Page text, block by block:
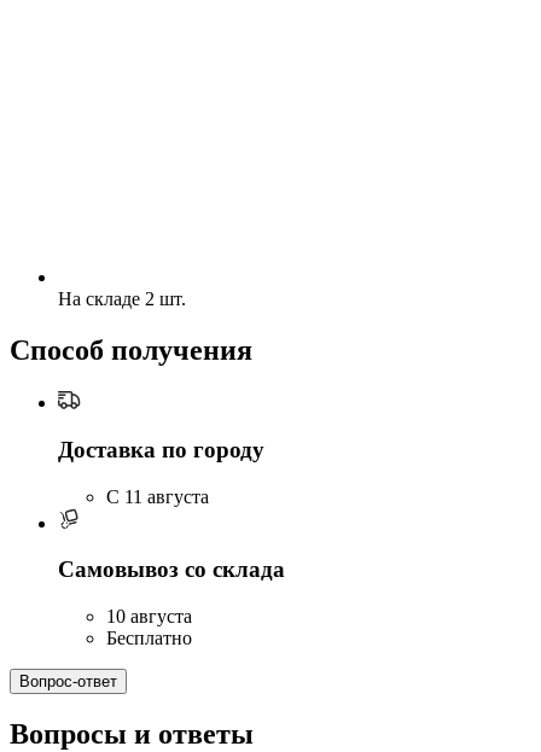
На складе 2 шт.
Способ получения
Доставка по городу
C 11 августа
Самовывоз со склада
10 августа
Бесплатно
Вопрос-ответ
Вопросы и ответы